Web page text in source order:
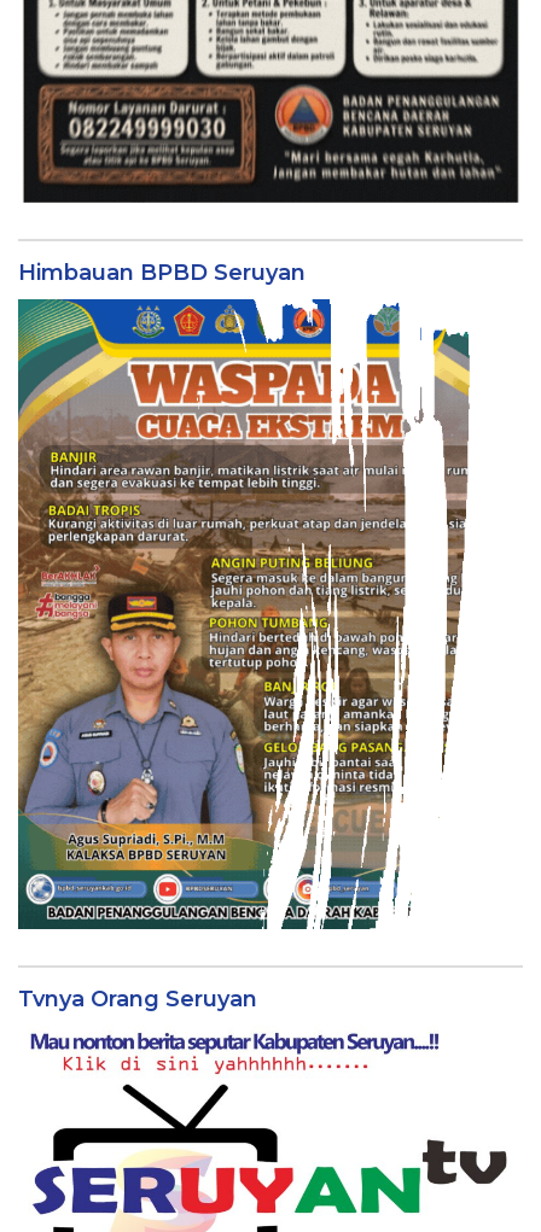
Himbauan BPBD Seruyan
Tvnya Orang Seruyan